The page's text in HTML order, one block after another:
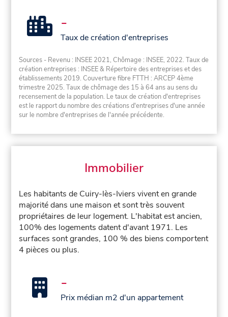
-
Taux de création d'entreprises
Sources - Revenu : INSEE 2021, Chômage : INSEE, 2022. Taux de
création entreprises : INSEE & Répertoire des entreprises et des
établissements 2019. Couverture fibre FTTH : ARCEP 4ème
trimestre 2025. Taux de chômage des 15 à 64 ans au sens du
recensement de la population. Le taux de création d'entreprises
est le rapport du nombre des créations d'entreprises d'une année
sur le nombre d'entreprises de l'année précédente.
Immobilier
Les habitants de Cuiry-lès-Iviers vivent en grande
majorité dans une maison et sont très souvent
propriétaires de leur logement. L'habitat est ancien,
100% des logements datent d'avant 1971. Les
surfaces sont grandes, 100 % des biens comportent
4 pièces ou plus.
-
Prix médian m2 d'un appartement